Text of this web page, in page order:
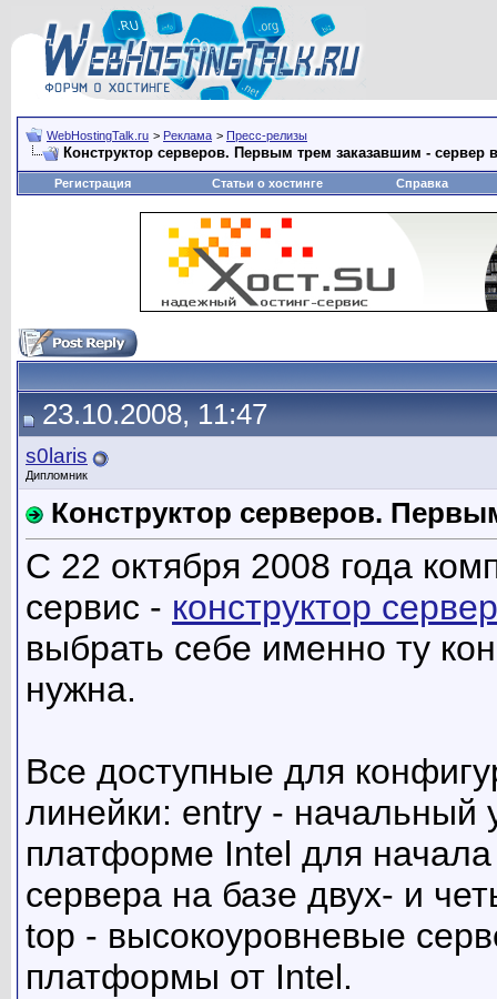
WebHostingTalk.ru > Реклама > Пресс-релизы
Конструктор серверов. Первым трем заказавшим - сервер
Регистрация Статьи о хостинге Справка
23.10.2008, 11:47
s0laris
Дипломник
Конструктор серверов.
С 22 октября 2008 года
сервис - конструктор
выбрать себе именно ту
нужна.
Все доступные для
линейки: entry - начальный
платформе Intel для
сервера на базе двух- и
top - высокоуровневые
платформы от Intel.